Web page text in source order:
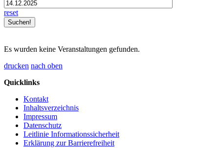
reset
Es wurden keine Veranstaltungen gefunden.
drucken nach oben
Quicklinks
Kontakt
Inhaltsverzeichnis
Impressum
Datenschutz
Leitlinie Informationssicherheit
Erklärung zur Barrierefreiheit